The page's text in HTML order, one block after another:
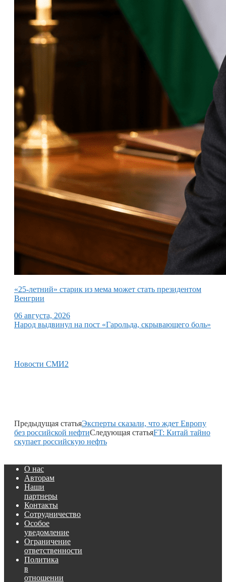
«25-летний» старик из мема может стать президентом
Венгрии
06 августа, 2026
Народ выдвинул на пост «Гарольда, скрывающего боль»
Новости СМИ2
Предыдущая статьяЭксперты сказали, что ждет Европу
без российской нефтиСледующая статьяFT: Китай тайно
скупает российскую нефть
О нас
Авторам
Наши
партнеры
Контакты
Сотрудничество
Особое
уведомление
Ограничение
ответственности
Политика
в
отношении